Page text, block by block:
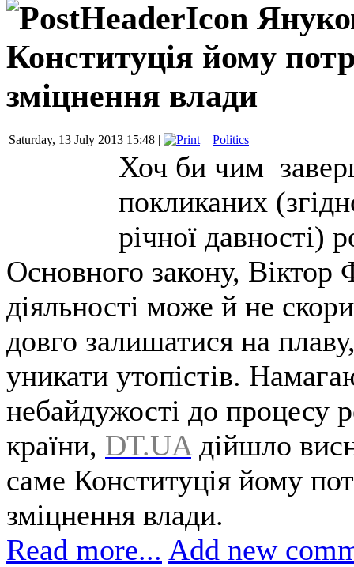
Конституція йому
зміцнення влади
Saturday, 13 July 2013 15:48 | Politics
Хоч би чим
покликаних
річної давності)
Основного закону, Віктор
діяльності може й не
довго залишатися на
уникати утопістів.
небайдужості до процесу
країни, DT.UAдійшло
саме Конституція йому
зміцнення влади.
Read more... Add new